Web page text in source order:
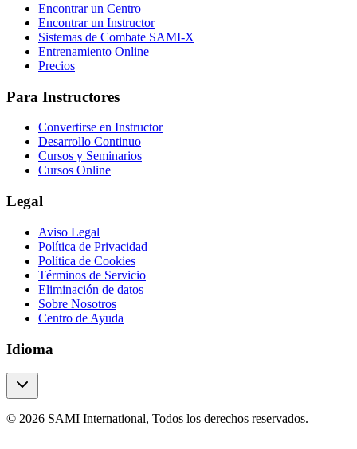
Encontrar un Centro
Encontrar un Instructor
Sistemas de Combate SAMI-X
Entrenamiento Online
Precios
Para Instructores
Convertirse en Instructor
Desarrollo Continuo
Cursos y Seminarios
Cursos Online
Legal
Aviso Legal
Política de Privacidad
Política de Cookies
Términos de Servicio
Eliminación de datos
Sobre Nosotros
Centro de Ayuda
Idioma
© 2026 SAMI International, Todos los derechos reservados.